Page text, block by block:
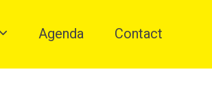
Agenda Contact